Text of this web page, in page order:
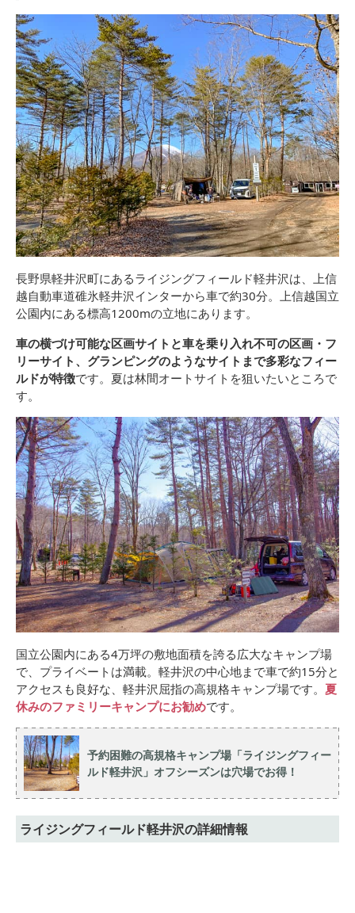
長野県軽井沢町にあるライジングフィールド軽井沢は、上信
越自動車道碓氷軽井沢インターから車で約30分。上信越国立
公園内にある標高1200mの立地にあります。
車の横づけ可能な区画サイトと車を乗り入れ不可の区画・フ
リーサイト、グランピングのようなサイトまで多彩なフィー
ルドが特徴です。夏は林間オートサイトを狙いたいところで
す。
国立公園内にある4万坪の敷地面積を誇る広大なキャンプ場
で、プライベートは満載。軽井沢の中心地まで車で約15分と
アクセスも良好な、軽井沢屈指の高規格キャンプ場です。 夏
休みのファミリーキャンプにお勧めです。
予約困難の高規格キャンプ場「ライジングフィー
ルド軽井沢」オフシーズンは穴場でお得！
ライジングフィールド軽井沢の詳細情報